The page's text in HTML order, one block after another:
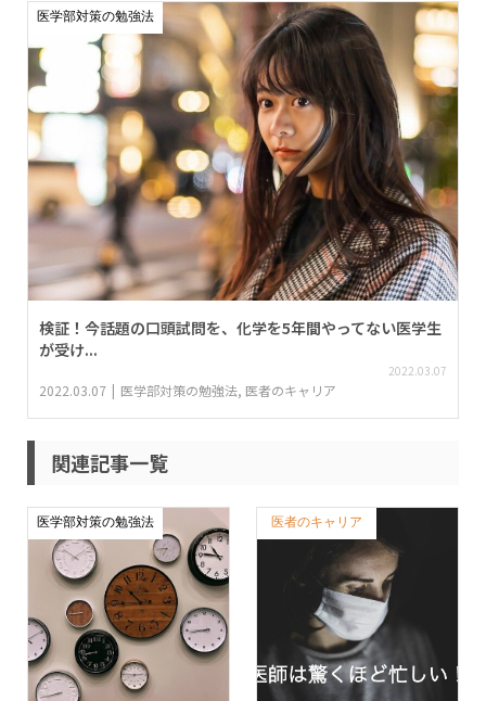
医学部対策の勉強法
検証！今話題の口頭試問を、化学を5年間やってない医学生
が受け...
2022.03.07
2022.03.07 医学部対策の勉強法, 医者のキャリア
関連記事一覧
医学部対策の勉強法 医者のキャリア